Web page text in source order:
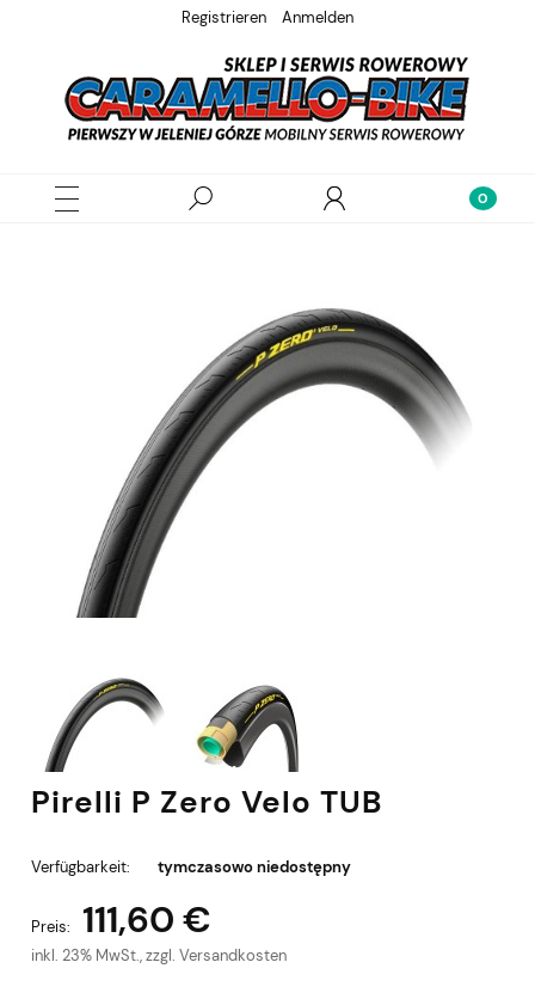
Registrieren Anmelden
Pirelli P Zero Velo TUB
Verfügbarkeit: tymczasowo niedostępny
Preis: 111,60 €
inkl. 23% MwSt., zzgl. Versandkosten